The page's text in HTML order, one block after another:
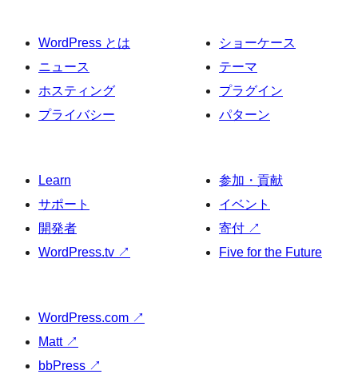
WordPress とは
ニュース
ホスティング
プライバシー
ショーケース
テーマ
プラグイン
パターン
Learn
サポート
開発者
WordPress.tv ↗
参加・貢献
イベント
寄付 ↗
Five for the Future
WordPress.com ↗
Matt ↗
bbPress ↗